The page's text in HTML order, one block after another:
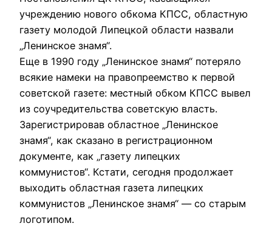
учреждению нового обкома КПСС, областную
газету молодой Липецкой области назвали
„Ленинское знамя“.
Еще в 1990 году „Ленинское знамя“ потеряло
всякие намеки на правопреемство к первой
советской газете: местный обком КПСС вывел
из соучредительства советскую власть.
Зарегистрировав областное „Ленинское
знамя“, как сказано в регистрационном
документе, как „газету липецких
коммунистов“. Кстати, сегодня продолжает
выходить областная газета липецких
коммунистов „Ленинское знамя“ — со старым
логотипом.